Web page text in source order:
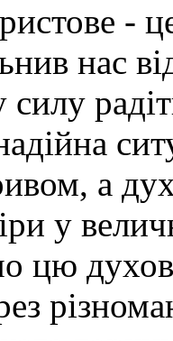
-
нас
а
у
цю